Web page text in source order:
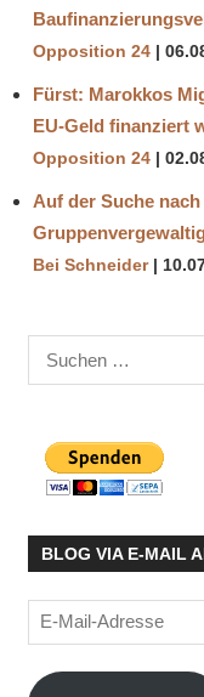
Opposition 24
Fürst: Marokkos
EU-Geld finanziert
Opposition 24
Auf der Suche
Bei Schneider
Suchen
nach:
BLOG VIA E-MAIL
E-
Mail-
Adresse